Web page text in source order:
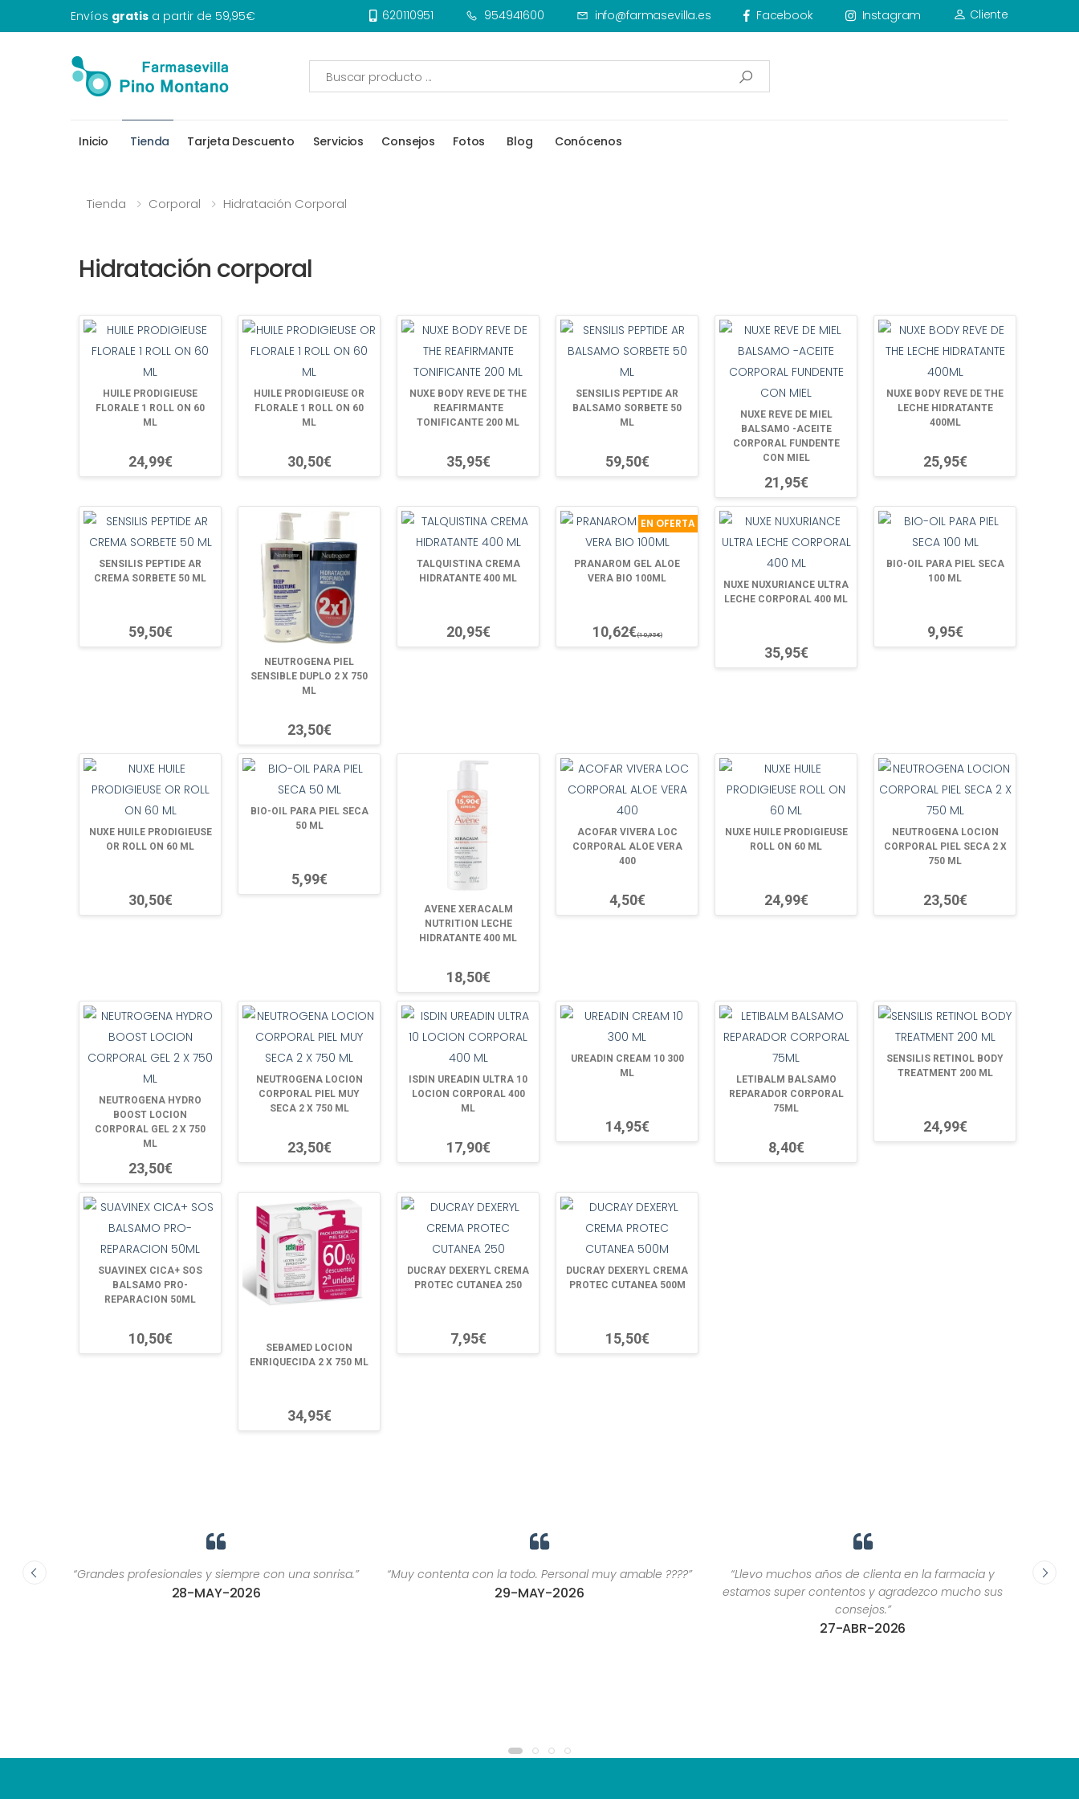
Envíos gratis a partir de 59,95€ 620110951 954941600 info@farmasevilla.es Facebook Instagram Cliente
Inicio Tienda Tarjeta Descuento Servicios Consejos Fotos Blog Conócenos
Tienda Corporal Hidratación Corporal
Hidratación corporal
HUILE PRODIGIEUSE
FLORALE 1 ROLL ON 60
ML
24,99€
HUILE PRODIGIEUSE OR
FLORALE 1 ROLL ON 60
ML
30,50€
NUXE BODY REVE DE THE
REAFIRMANTE
TONIFICANTE 200 ML
35,95€
SENSILIS PEPTIDE AR
BALSAMO SORBETE 50
ML
59,50€
NUXE REVE DE MIEL
BALSAMO -ACEITE
CORPORAL FUNDENTE
CON MIEL
21,95€
NUXE BODY REVE DE THE
LECHE HIDRATANTE
400ML
25,95€
SENSILIS PEPTIDE AR
CREMA SORBETE 50 ML
59,50€
NEUTROGENA PIEL
SENSIBLE DUPLO 2 X 750
ML
23,50€
TALQUISTINA CREMA
HIDRATANTE 400 ML
20,95€
EN OFERTA
PRANAROM GEL ALOE
VERA BIO 100ML
10,62€(10,95€)
NUXE NUXURIANCE ULTRA
LECHE CORPORAL 400 ML
35,95€
BIO-OIL PARA PIEL SECA
100 ML
9,95€
NUXE HUILE PRODIGIEUSE
OR ROLL ON 60 ML
30,50€
BIO-OIL PARA PIEL SECA
50 ML
5,99€
AVENE XERACALM
NUTRITION LECHE
HIDRATANTE 400 ML
18,50€
ACOFAR VIVERA LOC
CORPORAL ALOE VERA
400
4,50€
NUXE HUILE PRODIGIEUSE
ROLL ON 60 ML
24,99€
NEUTROGENA LOCION
CORPORAL PIEL SECA 2 X
750 ML
23,50€
NEUTROGENA HYDRO
BOOST LOCION
CORPORAL GEL 2 X 750
ML
23,50€
NEUTROGENA LOCION
CORPORAL PIEL MUY
SECA 2 X 750 ML
23,50€
ISDIN UREADIN ULTRA 10
LOCION CORPORAL 400
ML
17,90€
UREADIN CREAM 10 300
ML
14,95€
LETIBALM BALSAMO
REPARADOR CORPORAL
75ML
8,40€
SENSILIS RETINOL BODY
TREATMENT 200 ML
24,99€
SUAVINEX CICA+ SOS
BALSAMO PRO-
REPARACION 50ML
10,50€
SEBAMED LOCION
ENRIQUECIDA 2 X 750 ML
34,95€
DUCRAY DEXERYL CREMA
PROTEC CUTANEA 250
7,95€
DUCRAY DEXERYL CREMA
PROTEC CUTANEA 500M
15,50€
son
“Grandes profesionales y siempre con una sonrisa.”
28-MAY-2026
“Muy contenta con la todo. Personal muy amable ????”
29-MAY-2026
“Llevo muchos años de clienta en la farmacia y
estamos super contentos y agradezco mucho sus
consejos.”
27-ABR-2026
“El